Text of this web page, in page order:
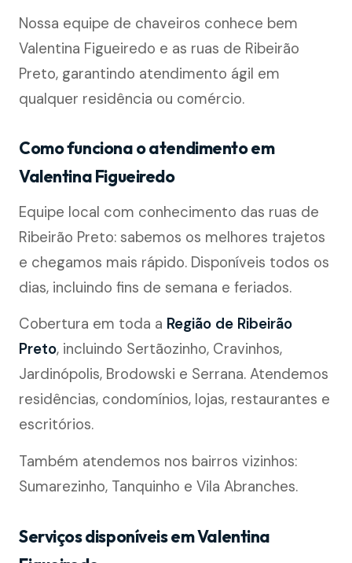
Nossa equipe de chaveiros conhece bem
Valentina Figueiredo e as ruas de Ribeirão
Preto, garantindo atendimento ágil em
qualquer residência ou comércio.
Como funciona o atendimento em
Valentina Figueiredo
Equipe local com conhecimento das ruas de
Ribeirão Preto: sabemos os melhores trajetos
e chegamos mais rápido. Disponíveis todos os
dias, incluindo fins de semana e feriados.
Cobertura em toda a Região de Ribeirão
Preto, incluindo Sertãozinho, Cravinhos,
Jardinópolis, Brodowski e Serrana. Atendemos
residências, condomínios, lojas, restaurantes e
escritórios.
Também atendemos nos bairros vizinhos:
Sumarezinho, Tanquinho e Vila Abranches.
Serviços disponíveis em Valentina